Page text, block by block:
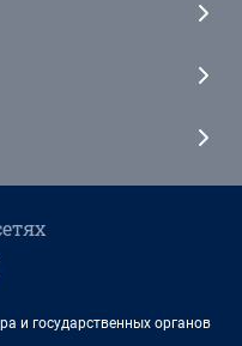
и государственных органов